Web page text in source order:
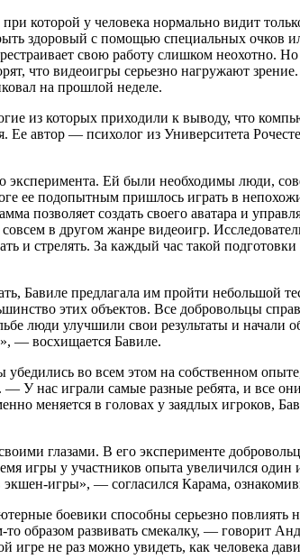
которой у человека нормально видит
здоровый с помощью специальных очков
свою работу слишком неохотно.
что видеоигры серьезно нагружают
на прошлой неделе.
из которых приходили к выводу, что
автор — психолог из Университета
эксперимента. Ей были необходимы люди,
ее подопытным пришлось играть в
позволяет создать своего аватара и
в другом жанре видеоигр.
стрелять. За каждый час такой
Бавиле предлагала им пройти
этих объектов. Все добровольцы
люди улучшили свои результаты и начали
— восхищается Бавиле.
во всем этом на собственном
нас играли самые разные ребята, и все
меняется в головах у заядлых игроков,
глазами. В его эксперименте
игры у участников опыта увеличился
игры», — согласился Карама,
боевики способны серьезно повлиять
образом развивать смекалку, — говорит
не раз можно увидеть, как человека